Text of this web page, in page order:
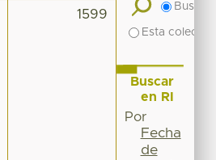
1599
Buscar
Esta
Buscar
en RI
Por
Fecha
de